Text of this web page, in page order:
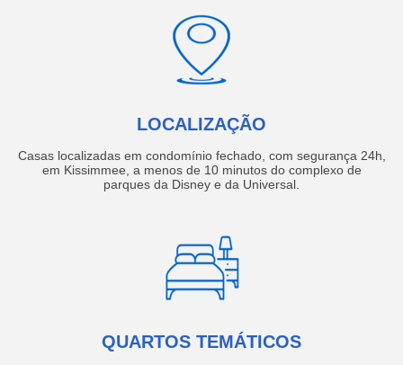
LOCALIZAÇÃO
Casas localizadas em condomínio fechado, com segurança 24h,
em Kissimmee, a menos de 10 minutos do complexo de
parques da Disney e da Universal.
QUARTOS TEMÁTICOS